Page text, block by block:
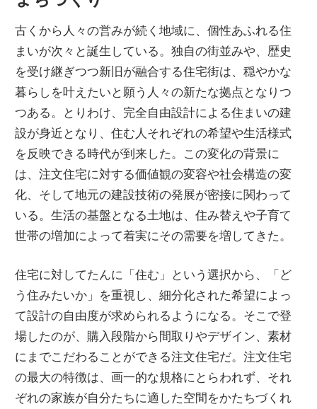
ま
い
を
手
入
れ
う！
古くから人々の営みが続く地域に、個性あふれる住
まいが次々と誕生している。独自の街並みや、歴史
を受け継ぎつつ新旧が融合する住宅街は、穏やかな
暮らしを叶えたいと願う人々の新たな拠点となりつ
つある。とりわけ、完全自由設計による住まいの建
設が身近となり、住む人それぞれの希望や生活様式
を反映できる時代が到来した。この変化の背景に
は、注文住宅に対する価値観の変容や社会構造の変
化、そして地元の建設技術の発展が密接に関わって
いる。生活の基盤となる土地は、住み替えや子育て
世帯の増加によって着実にその需要を増してきた。
住宅に対してたんに「住む」という選択から、「ど
う住みたいか」を重視し、細分化された希望によっ
て設計の自由度が求められるようになる。そこで登
場したのが、購入段階から間取りやデザイン、素材
にまでこだわることができる注文住宅だ。注文住宅
の最大の特徴は、画一的な規格にとらわれず、それ
ぞれの家族が自分たちに適した空間をかたちづくれ